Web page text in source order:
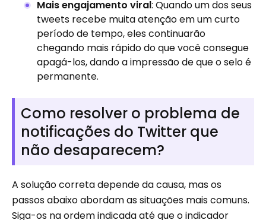
Mais engajamento viral: Quando um dos seus
tweets recebe muita atenção em um curto
período de tempo, eles continuarão
chegando mais rápido do que você consegue
apagá-los, dando a impressão de que o selo é
permanente.
Como resolver o problema de
notificações do Twitter que
não desaparecem?
A solução correta depende da causa, mas os
passos abaixo abordam as situações mais comuns.
Siga-os na ordem indicada até que o indicador